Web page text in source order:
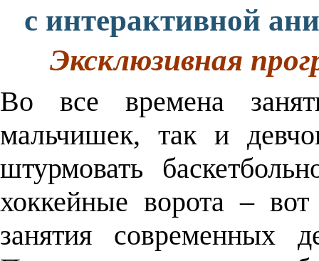
с интерактивной
Эксклюзивная
Во все времена
мальчишек, так и
штурмовать
хоккейные ворота –
занятия современных